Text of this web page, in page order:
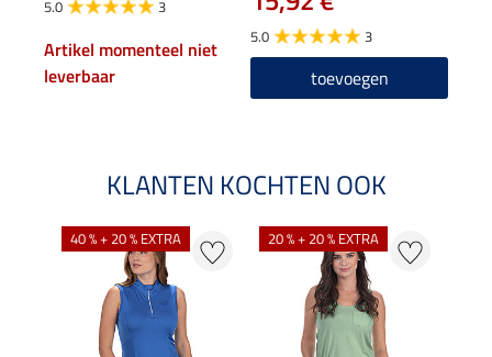
5.0 3
Artikel momenteel niet
leverbaar
5.0 3
toevoegen
KLANTEN KOCHTEN OOK
40 % + 20 % EXTRA 20 % + 20 % EXTRA